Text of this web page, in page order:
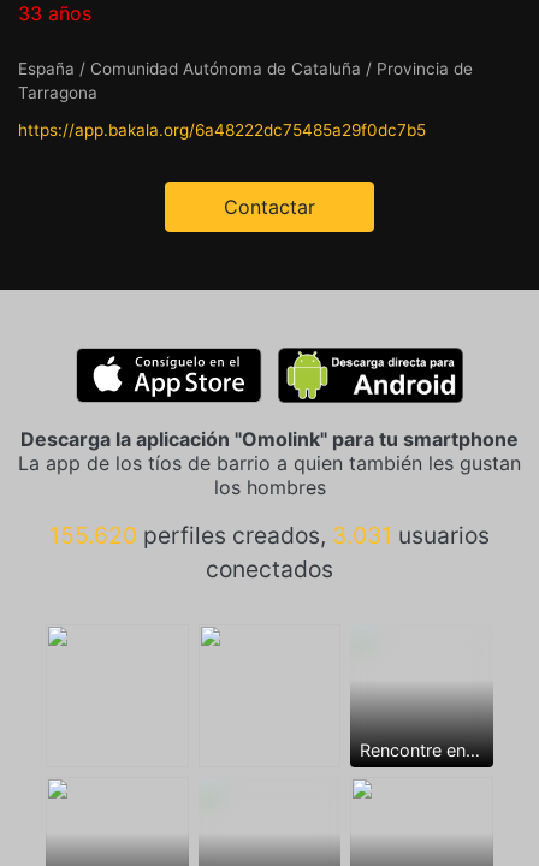
33 años
España / Comunidad Autónoma de Cataluña / Provincia de
Tarragona
https://app.bakala.org/6a48222dc75485a29f0dc7b5
Contactar
Descarga la aplicación "Omolink" para tu smartphone
La app de los tíos de barrio a quien también les gustan
los hombres
155.620 perfiles creados, 3.031 usuarios
conectados
Rencontre entre mecs